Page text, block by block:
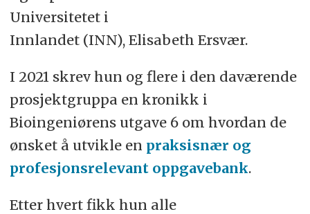
Universitetet i
Innlandet (INN), Elisabeth Ersvær.
I 2021 skrev hun og flere i den daværende
prosjektgruppa en kronikk i
Bioingeniørens utgave 6 om hvordan de
ønsket å utvikle en praksisnær og
profesjonsrelevant oppgavebank.
Etter hvert fikk hun alle